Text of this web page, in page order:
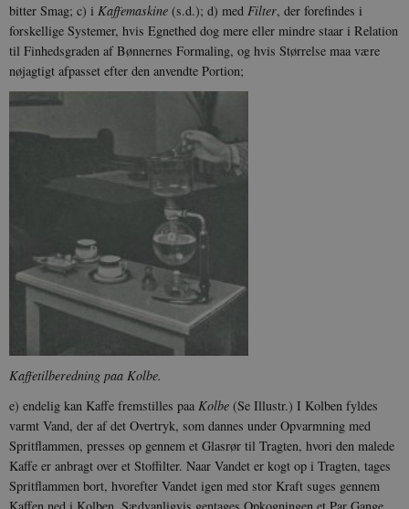
bitter Smag; c) i Kaffemaskine (s.d.); d) med Filter, der forefindes i
forskellige Systemer, hvis Egnethed dog mere eller mindre staar i Relation
til Finhedsgraden af Bønnernes Formaling, og hvis Størrelse maa være
nøjagtigt afpasset efter den anvendte Portion;
Kaffetilberedning paa Kolbe.
e) endelig kan Kaffe fremstilles paa Kolbe (Se Illustr.) I Kolben fyldes
varmt Vand, der af det Overtryk, som dannes under Opvarmning med
Spritflammen, presses op gennem et Glasrør til Tragten, hvori den malede
Kaffe er anbragt over et Stoffilter. Naar Vandet er kogt op i Tragten, tages
Spritflammen bort, hvorefter Vandet igen med stor Kraft suges gennem